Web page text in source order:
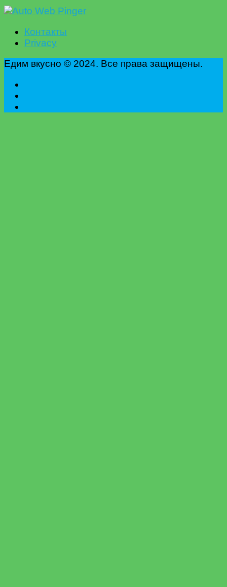
Контакты
Privacy
Едим вкусно © 2024. Все права защищены.